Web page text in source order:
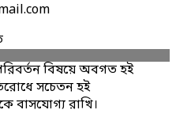
বিষয়ে অবগত হই
সচেতন হই
বাসযোগ্য রাখি।